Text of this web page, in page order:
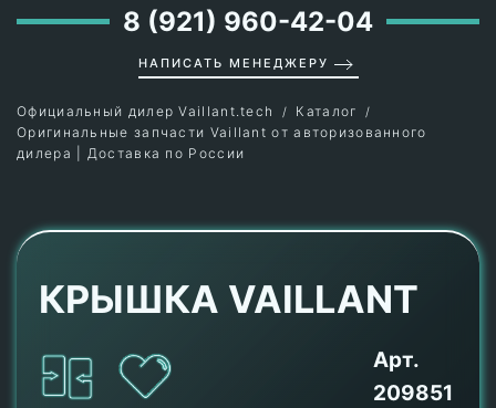
8 (921) 960-42-04
НАПИСАТЬ МЕНЕДЖЕРУ
Официальный дилер Vaillant.tech
Каталог
Оригинальные запчасти Vaillant от авторизованного
дилера | Доставка по России
КРЫШКА VAILLANT
Арт.
209851